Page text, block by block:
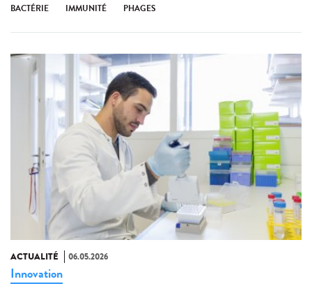
BACTÉRIE IMMUNITÉ PHAGES
ACTUALITÉ 06.05.2026
Innovation